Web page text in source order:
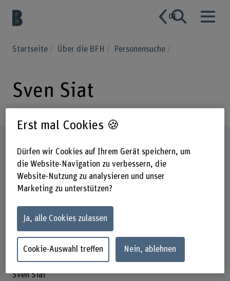
DE
Startseite Über die BFH Personensuche
Sven Siat
Sven Siat
Erst mal Cookies 🍪
Dürfen wir Cookies auf Ihrem Gerät speichern, um
die Website-Navigation zu verbessern, die
Website-Nutzung zu analysieren und unser
Marketing zu unterstützen?
Ja, alle Cookies zulassen
Cookie-Auswahl treffen Nein, ablehnen